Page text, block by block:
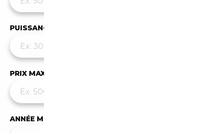
PUISSANCE MAX
PRIX MAX (€)
ANNÉE MIN